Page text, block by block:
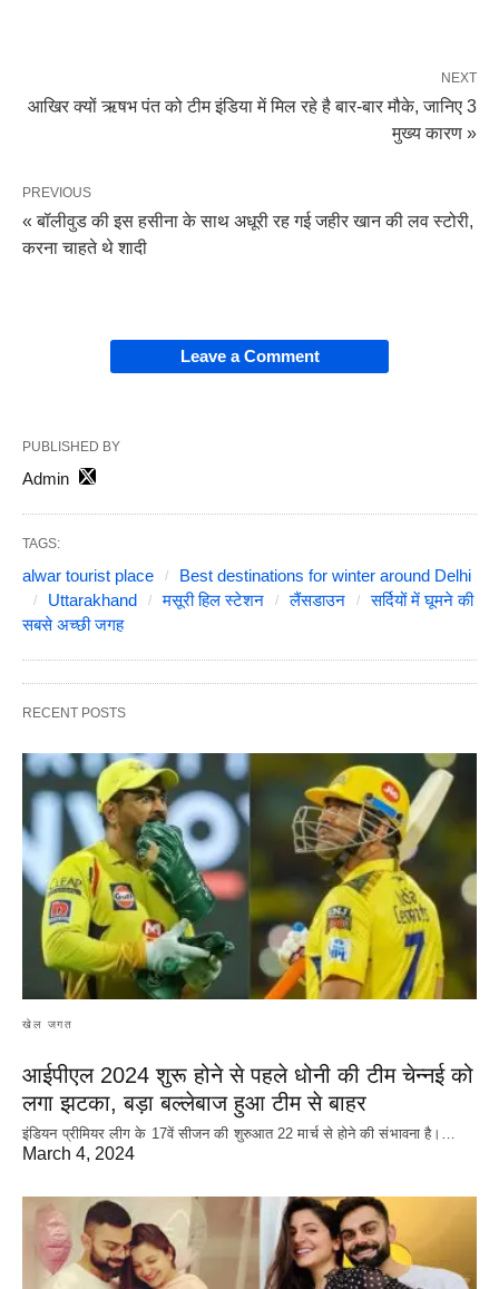
NEXT
आखिर क्यों ऋषभ पंत को टीम इंडिया में मिल रहे है बार-बार मौके, जानिए 3
मुख्य कारण »
PREVIOUS
« बॉलीवुड की इस हसीना के साथ अधूरी रह गई जहीर खान की लव स्टोरी,
करना चाहते थे शादी
Leave a Comment
PUBLISHED BY
Admin
TAGS:
alwar tourist place
Best destinations for winter around Delhi
Uttarakhand
मसूरी हिल स्टेशन लैंसडाउन
सर्दियों में घूमने की
सबसे अच्छी जगह
RECENT POSTS
खेल जगत
आईपीएल 2024 शुरू होने से पहले धोनी की टीम चेन्नई को
लगा झटका, बड़ा बल्लेबाज हुआ टीम से बाहर
इंडियन प्रीमियर लीग के 17वें सीजन की शुरुआत 22 मार्च से होने की संभावना है।…
March 4, 2024